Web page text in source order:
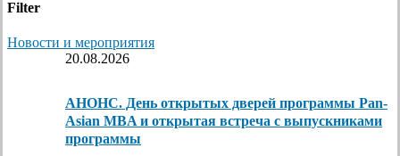
Filter
Новости и мероприятия
20.08.2026
АНОНС. День открытых дверей программы Pan-
Asian MBA и открытая встреча с выпускниками
программы